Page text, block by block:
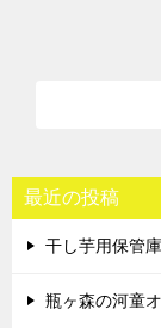
最近の投稿
干し芋用保管
瓶ヶ森の河童